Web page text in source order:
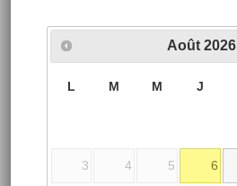
Août 2026
L M M J
3 4 5 6